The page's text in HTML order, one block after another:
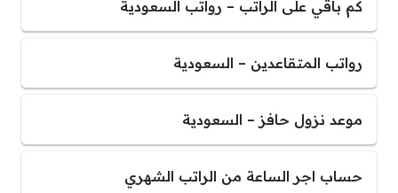
كم باقي على الراتب – رواتب السعودية
رواتب المتقاعدين – السعودية
موعد نزول حافز – السعودية
حساب اجر الساعة من الراتب الشهري